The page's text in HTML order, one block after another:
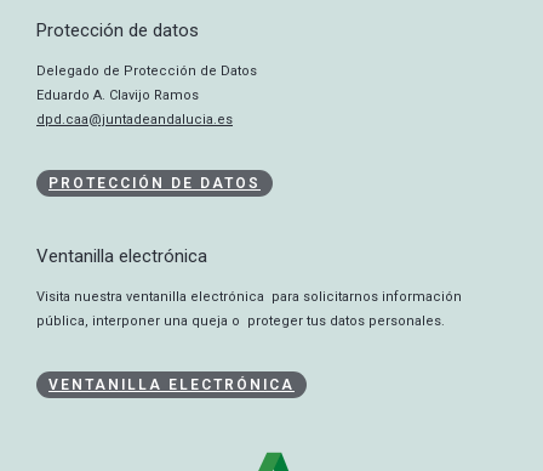
Protección de datos
Delegado de Protección de Datos
Eduardo A. Clavijo Ramos
dpd.caa@juntadeandalucia.es
PROTECCIÓN DE DATOS
Ventanilla electrónica
Visita nuestra ventanilla electrónica para solicitarnos información
pública, interponer una queja o proteger tus datos personales.
VENTANILLA ELECTRÓNICA